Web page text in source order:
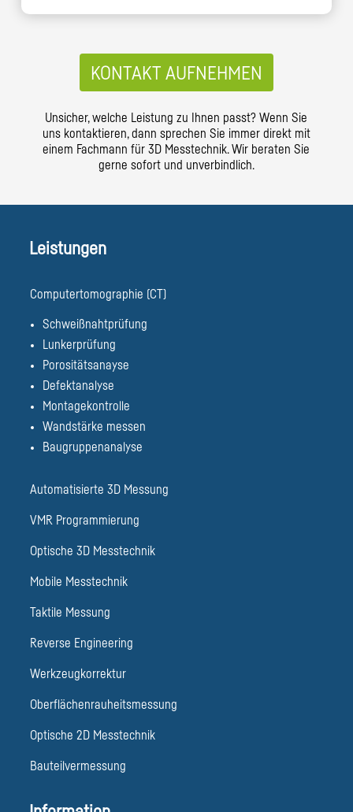
KONTAKT AUFNEHMEN
Unsicher, welche Leistung zu Ihnen passt? Wenn Sie
uns kontaktieren, dann sprechen Sie immer direkt mit
einem Fachmann für 3D Messtechnik. Wir beraten Sie
gerne sofort und unverbindlich.
Leistungen
Computertomographie (CT)
Schweißnahtprüfung
Lunkerprüfung
Porositätsanayse
Defektanalyse
Montagekontrolle
Wandstärke messen
Baugruppenanalyse
Automatisierte 3D Messung
VMR Programmierung
Optische 3D Messtechnik
Mobile Messtechnik
Taktile Messung
Reverse Engineering
Werkzeugkorrektur
Oberflächenrauheitsmessung
Optische 2D Messtechnik
Bauteilvermessung